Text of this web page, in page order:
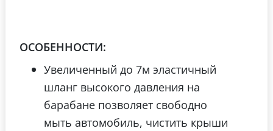
ОСОБЕННОСТИ:
Увеличенный до 7м эластичный
шланг высокого давления на
барабане позволяет свободно
мыть автомобиль, чистить крыши